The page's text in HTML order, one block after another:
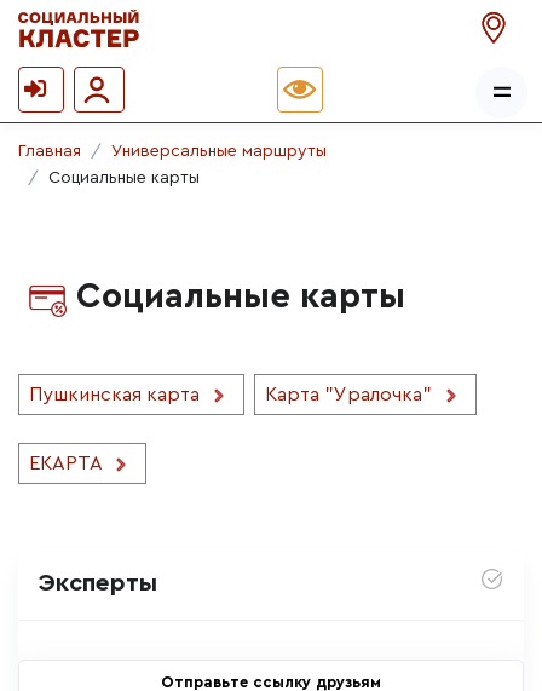
Главная
Универсальные маршруты
Социальные карты
Социальные карты
Пушкинская карта Карта "Уралочка"
ЕКАРТА
Эксперты
Отправьте ссылку друзьям